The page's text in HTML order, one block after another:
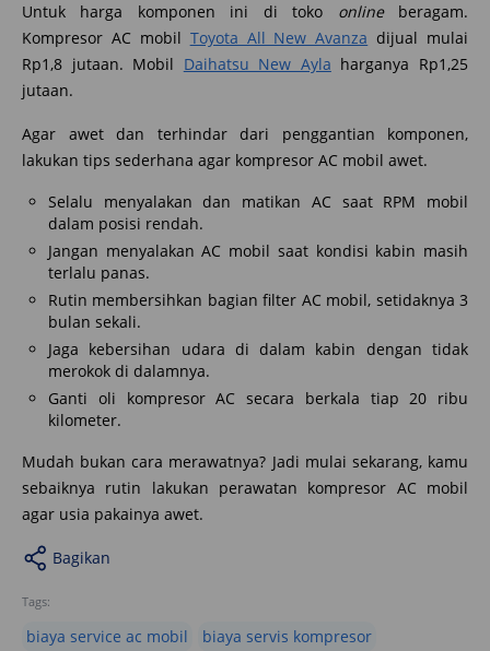
Untuk harga komponen ini di toko online beragam.
Kompresor AC mobil Toyota All New Avanza dijual mulai
Rp1,8 jutaan. Mobil Daihatsu New Ayla harganya Rp1,25
jutaan.
Agar awet dan terhindar dari penggantian komponen,
lakukan tips sederhana agar kompresor AC mobil awet.
Selalu menyalakan dan matikan AC saat RPM mobil
dalam posisi rendah.
Jangan menyalakan AC mobil saat kondisi kabin masih
terlalu panas.
Rutin membersihkan bagian filter AC mobil, setidaknya 3
bulan sekali.
Jaga kebersihan udara di dalam kabin dengan tidak
merokok di dalamnya.
Ganti oli kompresor AC secara berkala tiap 20 ribu
kilometer.
Mudah bukan cara merawatnya? Jadi mulai sekarang, kamu
sebaiknya rutin lakukan perawatan kompresor AC mobil
agar usia pakainya awet.
Bagikan
Tags:
biaya service ac mobil
biaya servis kompresor